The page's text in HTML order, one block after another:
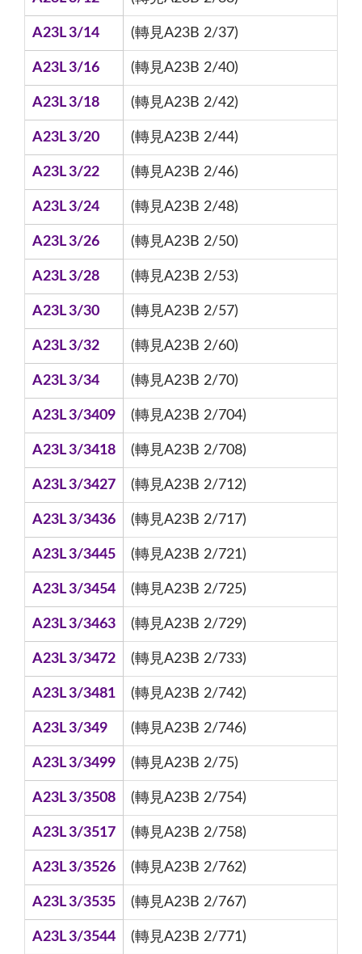
A23L 3/14 (轉見A23B 2/37)
A23L 3/16 (轉見A23B 2/40)
A23L 3/18 (轉見A23B 2/42)
A23L 3/20 (轉見A23B 2/44)
A23L 3/22 (轉見A23B 2/46)
A23L 3/24 (轉見A23B 2/48)
A23L 3/26 (轉見A23B 2/50)
A23L 3/28 (轉見A23B 2/53)
A23L 3/30 (轉見A23B 2/57)
A23L 3/32 (轉見A23B 2/60)
A23L 3/34 (轉見A23B 2/70)
A23L 3/3409 (轉見A23B 2/704)
A23L 3/3418 (轉見A23B 2/708)
A23L 3/3427 (轉見A23B 2/712)
A23L 3/3436 (轉見A23B 2/717)
A23L 3/3445 (轉見A23B 2/721)
A23L 3/3454 (轉見A23B 2/725)
A23L 3/3463 (轉見A23B 2/729)
A23L 3/3472 (轉見A23B 2/733)
A23L 3/3481 (轉見A23B 2/742)
A23L 3/349 (轉見A23B 2/746)
A23L 3/3499 (轉見A23B 2/75)
A23L 3/3508 (轉見A23B 2/754)
A23L 3/3517 (轉見A23B 2/758)
A23L 3/3526 (轉見A23B 2/762)
A23L 3/3535 (轉見A23B 2/767)
A23L 3/3544 (轉見A23B 2/771)